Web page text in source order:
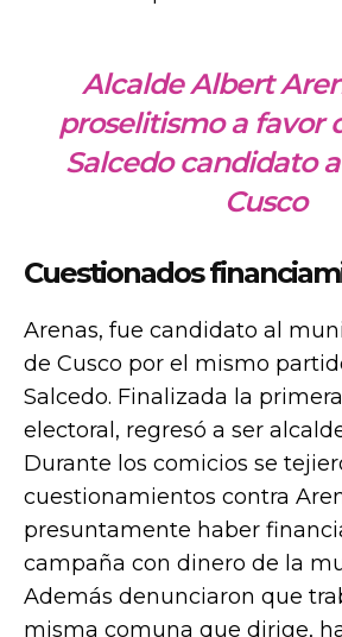
Alcalde Albert
proselitismo a favor
Salcedo candidato
Cusco
Cuestionados
Arenas, fue candidato al
de Cusco por el mismo
Salcedo. Finalizada la
electoral, regresó a ser
Durante los comicios se
cuestionamientos contra
presuntamente haber
campaña con dinero de la
Además denunciaron que
misma comuna que dirige,